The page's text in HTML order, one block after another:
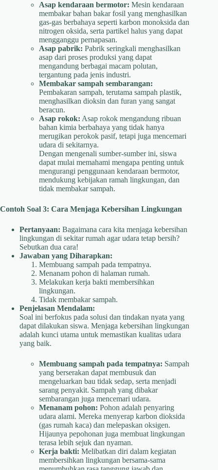
Asap kendaraan bermotor: Mesin kendaraan
membakar bahan bakar fosil yang menghasilkan
gas-gas berbahaya seperti karbon monoksida dan
nitrogen oksida, serta partikel halus yang dapat
mengganggu pernapasan.
Asap pabrik: Pabrik seringkali menghasilkan
asap dari proses produksi yang dapat
mengandung berbagai macam polutan,
tergantung pada jenis industri.
Membakar sampah sembarangan:
Pembakaran sampah, terutama sampah plastik,
menghasilkan dioksin dan furan yang sangat
beracun.
Asap rokok: Asap rokok mengandung ribuan
bahan kimia berbahaya yang tidak hanya
merugikan perokok pasif, tetapi juga mencemari
udara di sekitarnya.
Dengan mengenali sumber-sumber ini, siswa
dapat mulai memahami mengapa penting untuk
mengurangi penggunaan kendaraan bermotor,
mendukung kebijakan ramah lingkungan, dan
tidak membakar sampah.
Contoh Soal 3: Cara Menjaga Kebersihan Lingkungan
Pertanyaan: Bagaimana cara kita menjaga kebersihan
lingkungan di sekitar rumah agar udara tetap bersih?
Sebutkan dua cara!
Jawaban yang Diharapkan:
Membuang sampah pada tempatnya.
Menanam pohon di halaman rumah.
Melakukan kerja bakti membersihkan
lingkungan.
Tidak membakar sampah.
Penjelasan Mendalam:
Soal ini berfokus pada solusi dan tindakan nyata yang
dapat dilakukan siswa. Menjaga kebersihan lingkungan
adalah kunci utama untuk memastikan kualitas udara
yang baik.
Membuang sampah pada tempatnya: Sampah
yang berserakan dapat membusuk dan
mengeluarkan bau tidak sedap, serta menjadi
sarang penyakit. Sampah yang dibakar
sembarangan juga mencemari udara.
Menanam pohon: Pohon adalah penyaring
udara alami. Mereka menyerap karbon dioksida
(gas rumah kaca) dan melepaskan oksigen.
Hijaunya pepohonan juga membuat lingkungan
terasa lebih sejuk dan nyaman.
Kerja bakti: Melibatkan diri dalam kegiatan
membersihkan lingkungan bersama-sama